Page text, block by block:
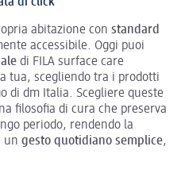
abitazione con standard
accessibile. Oggi puoi
di FILA surface care
tua, scegliendo tra i prodotti
di dm Italia. Scegliere queste
filosofia di cura che preserva
periodo, rendendo la
un gesto quotidiano semplice,